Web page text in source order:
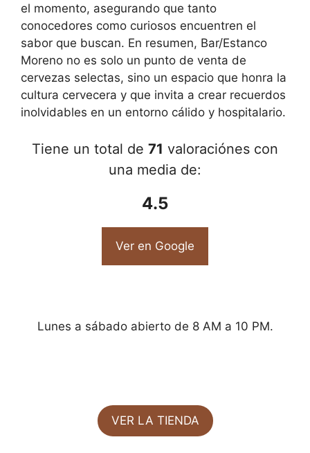
el momento, asegurando que tanto
conocedores como curiosos encuentren el
sabor que buscan. En resumen, Bar/Estanco
Moreno no es solo un punto de venta de
cervezas selectas, sino un espacio que honra la
cultura cervecera y que invita a crear recuerdos
inolvidables en un entorno cálido y hospitalario.
Tiene un total de 71 valoraciónes con
una media de:
4.5
Ver en Google
Lunes a sábado abierto de 8 AM a 10 PM.
VER LA TIENDA